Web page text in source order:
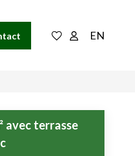
EN
avec terrasse